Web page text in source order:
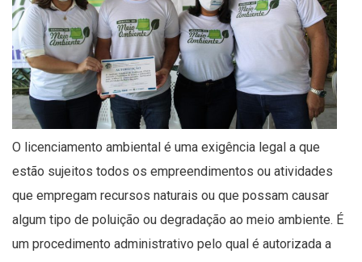
O licenciamento ambiental é uma exigência legal a que
estão sujeitos todos os empreendimentos ou atividades
que empregam recursos naturais ou que possam causar
algum tipo de poluição ou degradação ao meio ambiente. É
um procedimento administrativo pelo qual é autorizada a